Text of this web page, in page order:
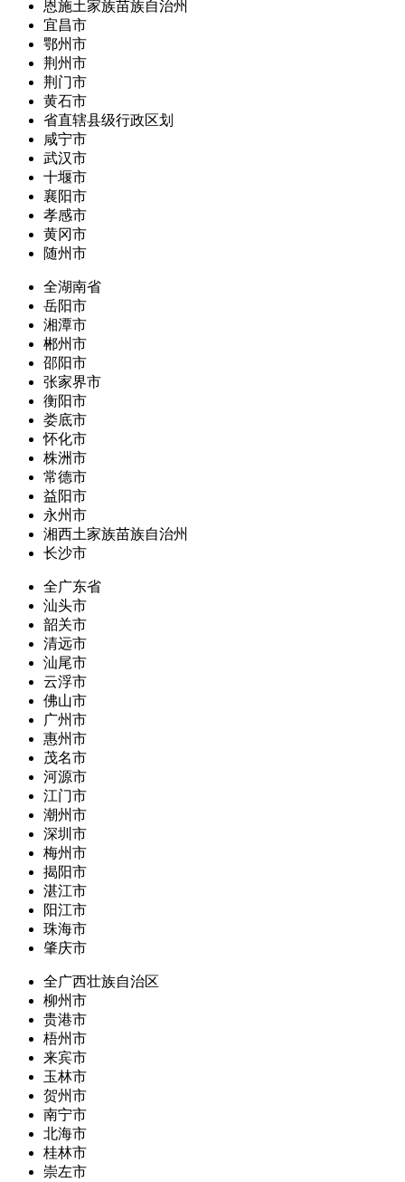
恩施土家族苗族自治州
宜昌市
鄂州市
荆州市
荆门市
黄石市
省直辖县级行政区划
咸宁市
武汉市
十堰市
襄阳市
孝感市
黄冈市
随州市
全湖南省
岳阳市
湘潭市
郴州市
邵阳市
张家界市
衡阳市
娄底市
怀化市
株洲市
常德市
益阳市
永州市
湘西土家族苗族自治州
长沙市
全广东省
汕头市
韶关市
清远市
汕尾市
云浮市
佛山市
广州市
惠州市
茂名市
河源市
江门市
潮州市
深圳市
梅州市
揭阳市
湛江市
阳江市
珠海市
肇庆市
全广西壮族自治区
柳州市
贵港市
梧州市
来宾市
玉林市
贺州市
南宁市
北海市
桂林市
崇左市